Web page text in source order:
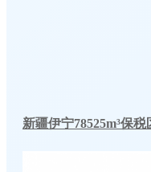
新疆伊宁78525m³保